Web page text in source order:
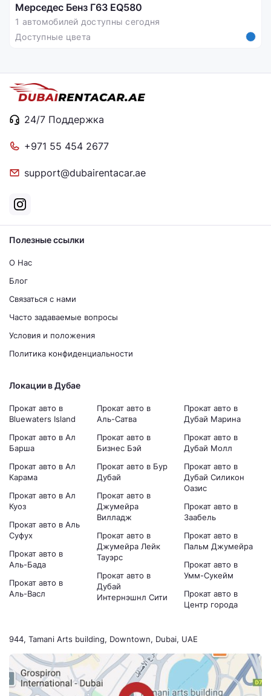
Мерседес Бенз Г63 EQ580
1 автомобилей доступны сегодня
Доступные цвета
24/7 Поддержка
+971 55 454 2677
support@dubairentacar.ae
944, Tamani Arts building, Downtown, Dubai, UAE
Полезные ссылки
О Нас
Блог
Связаться с нами
Часто задаваемые вопросы
Условия и положения
Политика конфиденциальности
Локации в Дубае
Прокат авто в
Bluewaters Island
Прокат авто в Ал
Барша
Прокат авто в Ал
Карама
Прокат авто в Ал
Куоз
Прокат авто в Аль
Суфух
Прокат авто в
Аль-Бада
Прокат авто в
Аль-Васл
Прокат авто в
Аль-Сатва
Прокат авто в
Бизнес Бэй
Прокат авто в Бур
Дубай
Прокат авто в
Джумейра
Вилладж
Прокат авто в
Джумейра Лейк
Тауэрс
Прокат авто в
Дубай
Интернэшнл Сити
Прокат авто в
Дубай Марина
Прокат авто в
Дубай Молл
Прокат авто в
Дубай Силикон
Оазис
Прокат авто в
Заабель
Прокат авто в
Пальм Джумейра
Прокат авто в
Умм-Сукейм
Прокат авто в
Центр города